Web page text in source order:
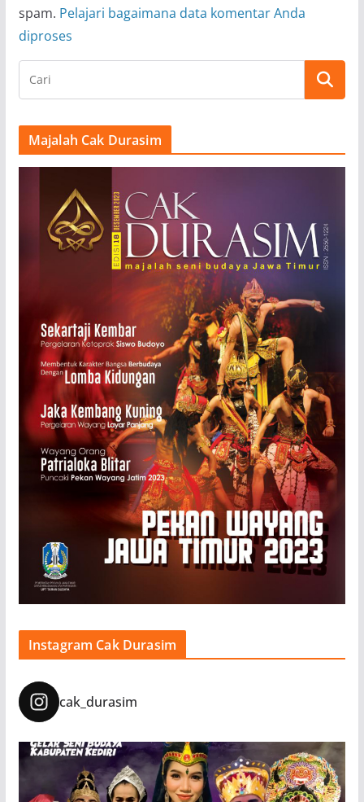
spam. Pelajari bagaimana data komentar Anda
diproses
Majalah Cak Durasim
Instagram Cak Durasim
cak_durasim